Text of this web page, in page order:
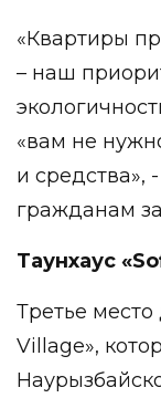
«Квартиры
– наш
«вам не
и средства»,
гражданам
Таунхаус
Третье место
Village»,